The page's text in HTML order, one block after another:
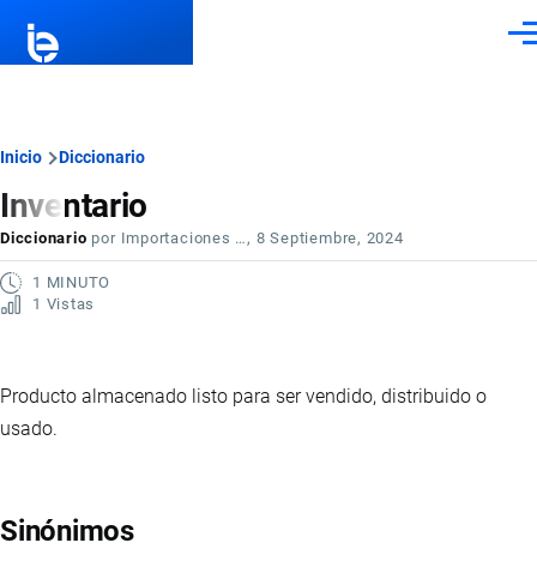
Ruta
de
navegación
Inicio Diccionario
Inventario
Diccionario por Importaciones …, 8 Septiembre, 2024
1 MINUTO
1 Vistas
Producto almacenado listo para ser vendido, distribuido o
usado.
Sinónimos